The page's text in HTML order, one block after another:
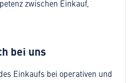
zwischen Einkauf,
bei uns
Einkaufs bei operativen und